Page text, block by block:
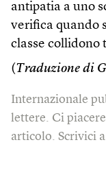
antipatia a uno
verifica quando
classe collidono
(Traduzione di
Internazionale
lettere. Ci
articolo. Scrivici